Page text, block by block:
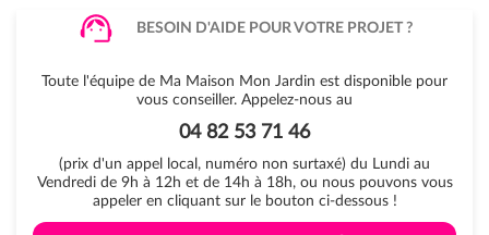
BESOIN D'AIDE POUR VOTRE PROJET ?
Toute l'équipe de Ma Maison Mon Jardin est disponible pour
vous conseiller. Appelez-nous au
04 82 53 71 46
(prix d'un appel local, numéro non surtaxé) du Lundi au
Vendredi de 9h à 12h et de 14h à 18h, ou nous pouvons vous
appeler en cliquant sur le bouton ci-dessous !